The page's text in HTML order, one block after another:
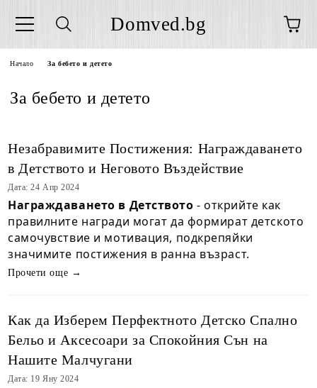
Domved.bg
Начало За бебето и детето
За бебето и детето
Незабравимите Постижения: Награждаването
в Детството и Неговото Въздействие
Дата: 24 Апр 2024
Награждаването в Детството - открийте как
правилните награди могат да формират детското
самочувствие и мотивация, подкрепяйки
значимите постижения в ранна възраст.
Прочети още →
Как да Изберем Перфектното Детско Спално
Бельо и Аксесоари за Спокойния Сън на
Нашите Малчугани
Дата: 19 Яну 2024